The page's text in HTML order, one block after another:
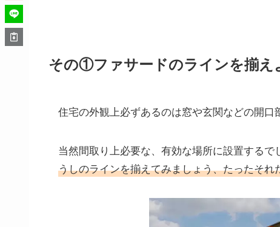
その①ファサードのラインを揃え
住宅の外観上必ずあるのは窓や玄関などの開口
当然間取り上必要な、有効な場所に設置するで
うしのラインを揃えてみましょう、たったそ